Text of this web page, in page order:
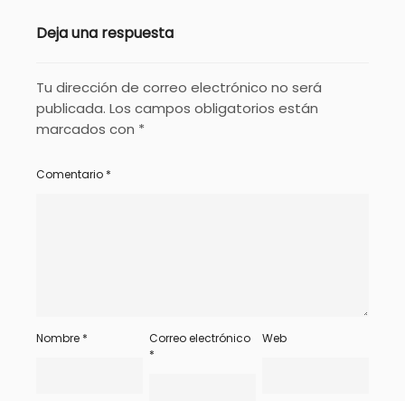
Deja una respuesta
Tu dirección de correo electrónico no será
publicada. Los campos obligatorios están
marcados con *
Comentario *
Nombre *
Correo electrónico
*
Web